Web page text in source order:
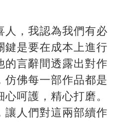
人，我認為我們有必
鍵是要在成本上進行
的言辭間透露出對作
仿佛每一部作品都是
呵護，精心打磨。
讓人們對這兩部續作